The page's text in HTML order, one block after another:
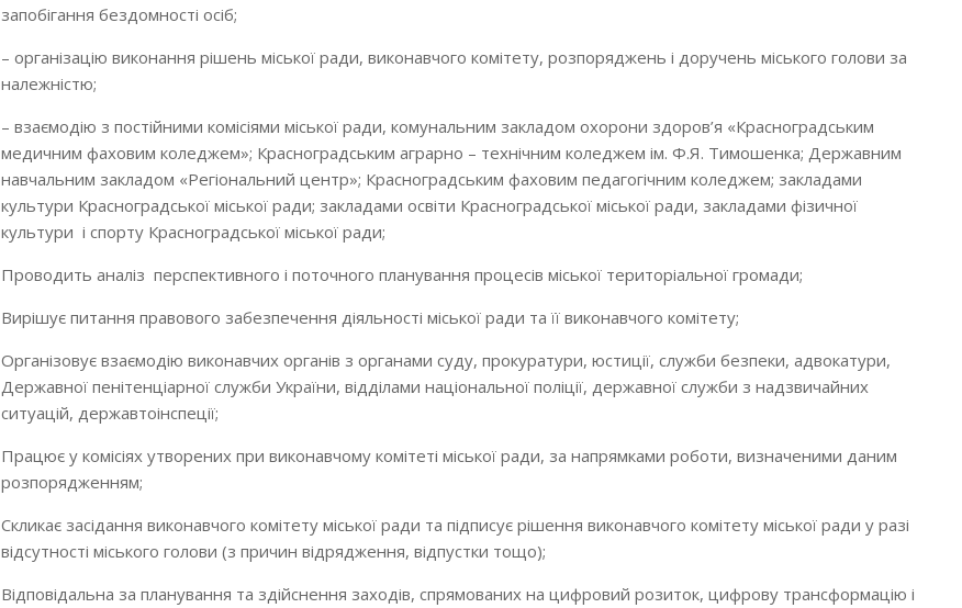
запобігання бездомності осіб;
– організацію виконання рішень міської ради, виконавчого комітету, розпоряджень і доручень міського голови за
належністю;
– взаємодію з постійними комісіями міської ради, комунальним закладом охорони здоров’я «Красноградським
медичним фаховим коледжем»; Красноградським аграрно – технічним коледжем ім. Ф.Я. Тимошенка; Державним
навчальним закладом «Регіональний центр»; Красноградським фаховим педагогічним коледжем; закладами
культури Красноградської міської ради; закладами освіти Красноградської міської ради, закладами фізичної
культури і спорту Красноградської міської ради;
Проводить аналіз перспективного і поточного планування процесів міської територіальної громади;
Вирішує питання правового забезпечення діяльності міської ради та її виконавчого комітету;
Організовує взаємодію виконавчих органів з органами суду, прокуратури, юстиції, служби безпеки, адвокатури,
Державної пенітенціарної служби України, відділами національної поліції, державної служби з надзвичайних
ситуацій, державтоінспеції;
Працює у комісіях утворених при виконавчому комітеті міської ради, за напрямками роботи, визначеними даним
розпорядженням;
Скликає засідання виконавчого комітету міської ради та підписує рішення виконавчого комітету міської ради у разі
відсутності міського голови (з причин відрядження, відпустки тощо);
Відповідальна за планування та здійснення заходів, спрямованих на цифровий розиток, цифрову трансформацію і